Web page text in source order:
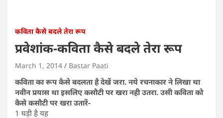
कविता कैसे बदले तेरा रूप
प्रवेशांक-कविता कैसे बदले तेरा रूप
March 1, 2014 Bastar Paati
कविता का रूप कैसे बदलता है देखें जरा. नये रचनाकार ने लिखा था
नवीन प्रयास था इसलिए कसौटी पर खरा नही उतरा. उसी कविता को
कैसे कसौटी पर खरा उतारें-
1 घड़ी है यह